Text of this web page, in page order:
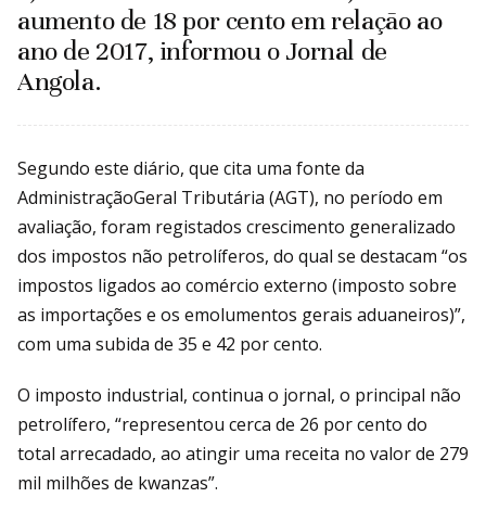
aumento de 18 por cento em relação ao
ano de 2017, informou o Jornal de
Angola.
Segundo este diário, que cita uma fonte da
AdministraçãoGeral Tributária (AGT), no período em
avaliação, foram registados crescimento generalizado
dos impostos não petrolíferos, do qual se destacam “os
impostos ligados ao comércio externo (imposto sobre
as importações e os emolumentos gerais aduaneiros)”,
com uma subida de 35 e 42 por cento.
O imposto industrial, continua o jornal, o principal não
petrolífero, “representou cerca de 26 por cento do
total arrecadado, ao atingir uma receita no valor de 279
mil milhões de kwanzas”.